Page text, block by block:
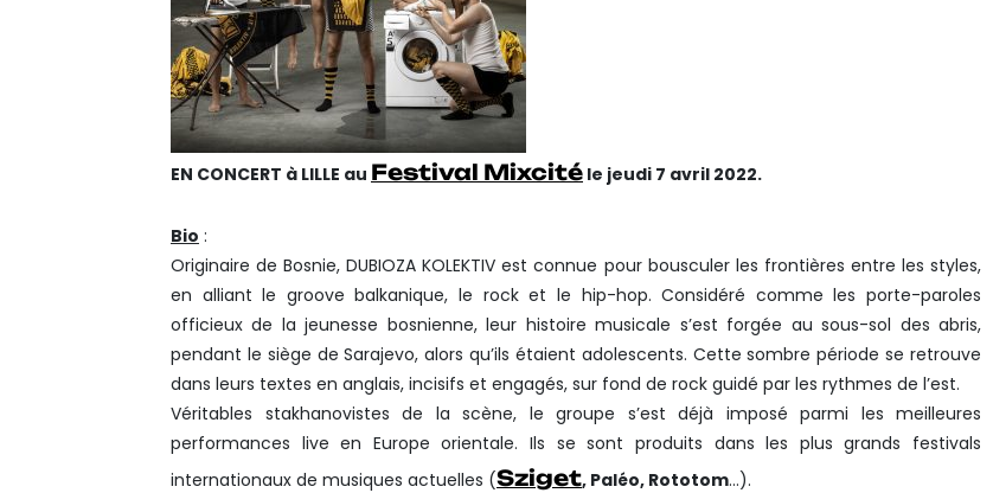
EN CONCERT à LILLE au Festival Mixcité le jeudi 7 avril 2022.
Bio :
Originaire de Bosnie, DUBIOZA KOLEKTIV est connue pour bousculer les frontières entre les styles,
en alliant le groove balkanique, le rock et le hip-hop. Considéré comme les porte-paroles
officieux de la jeunesse bosnienne, leur histoire musicale s’est forgée au sous-sol des abris,
pendant le siège de Sarajevo, alors qu’ils étaient adolescents. Cette sombre période se retrouve
dans leurs textes en anglais, incisifs et engagés, sur fond de rock guidé par les rythmes de l’est.
Véritables stakhanovistes de la scène, le groupe s’est déjà imposé parmi les meilleures
performances live en Europe orientale. Ils se sont produits dans les plus grands festivals
internationaux de musiques actuelles (Sziget, Paléo, Rototom…).